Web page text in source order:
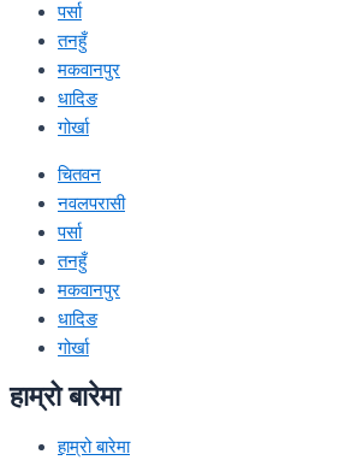
पर्सा
तनहुँ
मकवानपुर
धादिङ
गोर्खा
चितवन
नवलपरासी
पर्सा
तनहुँ
मकवानपुर
धादिङ
गोर्खा
हाम्रो बारेमा
हाम्रो बारेमा